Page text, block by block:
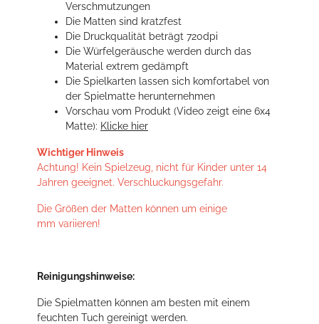
Verschmutzungen
Die Matten sind kratzfest
Die Druckqualität beträgt 720dpi
Die Würfelgeräusche werden durch das
Material extrem gedämpft
Die Spielkarten lassen sich komfortabel von
der Spielmatte herunternehmen
Vorschau vom Produkt (Video zeigt eine 6x4
Matte): Klicke hier
Wichtiger Hinweis
Achtung! Kein Spielzeug, nicht für Kinder unter 14
Jahren geeignet. Verschluckungsgefahr.
Die Größen der Matten können um einige
mm variieren!
Reinigungshinweise:
Die Spielmatten können am besten mit einem
feuchten Tuch gereinigt werden.